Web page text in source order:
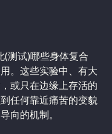
(测试)哪些身体复合
。这些实验中、有大
或只在边缘上存活的
任何靠近痛苦的变貌
向的机制。